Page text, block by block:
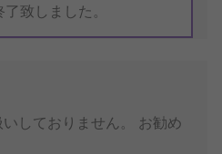
致しました。
しておりません。 お勧め